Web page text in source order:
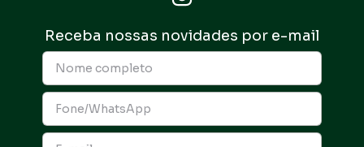
Receba nossas novidades por e-mail